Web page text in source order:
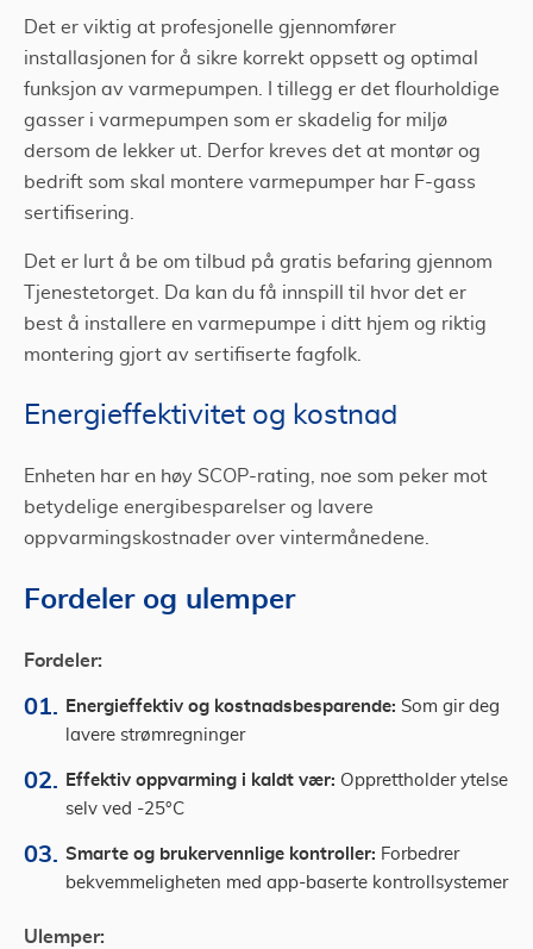
Det er viktig at profesjonelle gjennomfører
installasjonen for å sikre korrekt oppsett og optimal
funksjon av varmepumpen. I tillegg er det flourholdige
gasser i varmepumpen som er skadelig for miljø
dersom de lekker ut. Derfor kreves det at montør og
bedrift som skal montere varmepumper har F-gass
sertifisering.
Det er lurt å be om tilbud på gratis befaring gjennom
Tjenestetorget. Da kan du få innspill til hvor det er
best å installere en varmepumpe i ditt hjem og riktig
montering gjort av sertifiserte fagfolk.
Energieffektivitet og kostnad
Enheten har en høy SCOP-rating, noe som peker mot
betydelige energibesparelser og lavere
oppvarmingskostnader over vintermånedene.
Fordeler og ulemper
Fordeler:
Energieffektiv og kostnadsbesparende: Som gir deg
lavere strømregninger
Effektiv oppvarming i kaldt vær: Opprettholder ytelse
selv ved -25°C
Smarte og brukervennlige kontroller: Forbedrer
bekvemmeligheten med app-baserte kontrollsystemer
Ulemper: